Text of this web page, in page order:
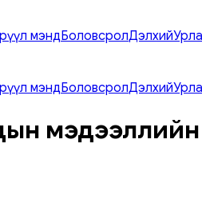
мэндБоловсролДэлхий
мэндБоловсролДэлхий